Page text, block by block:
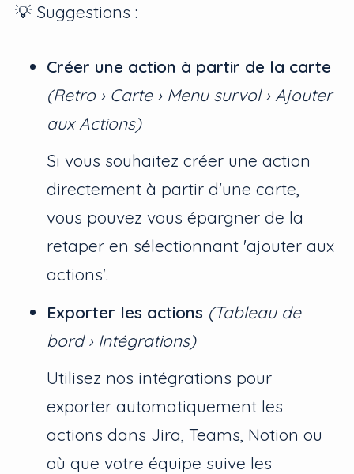
💡 Suggestions :
Créer une action à partir de la carte
(Retro › Carte › Menu survol › Ajouter
aux Actions)
Si vous souhaitez créer une action
directement à partir d'une carte,
vous pouvez vous épargner de la
retaper en sélectionnant 'ajouter aux
actions'.
Exporter les actions (Tableau de
bord › Intégrations)
Utilisez nos intégrations pour
exporter automatiquement les
actions dans Jira, Teams, Notion ou
où que votre équipe suive les